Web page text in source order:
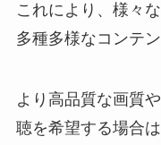
これにより、様々
多種多様なコンテ
より高品質な画質
聴を希望する場合